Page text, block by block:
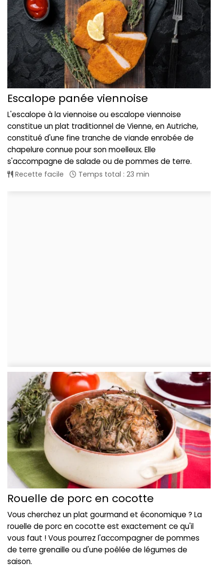
Escalope panée viennoise
L'escalope à la viennoise ou escalope viennoise
constitue un plat traditionnel de Vienne, en Autriche,
constitué d'une fine tranche de viande enrobée de
chapelure connue pour son moelleux. Elle
s'accompagne de salade ou de pommes de terre.
Recette facile Temps total : 23 min
Rouelle de porc en cocotte
Vous cherchez un plat gourmand et économique ? La
rouelle de porc en cocotte est exactement ce qu'il
vous faut ! Vous pourrez l'accompagner de pommes
de terre grenaille ou d'une poêlée de légumes de
saison.